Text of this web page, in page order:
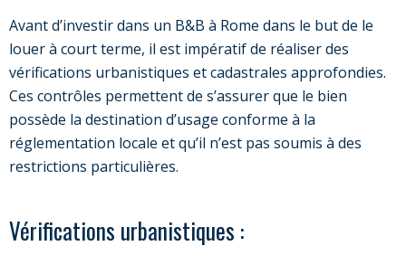
Avant d’investir dans un B&B à Rome dans le but de le
louer à court terme, il est impératif de réaliser des
vérifications urbanistiques et cadastrales approfondies.
Ces contrôles permettent de s’assurer que le bien
possède la destination d’usage conforme à la
réglementation locale et qu’il n’est pas soumis à des
restrictions particulières.
Vérifications urbanistiques :